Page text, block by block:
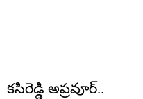
కసిరెడ్డి అప్రవూర్..